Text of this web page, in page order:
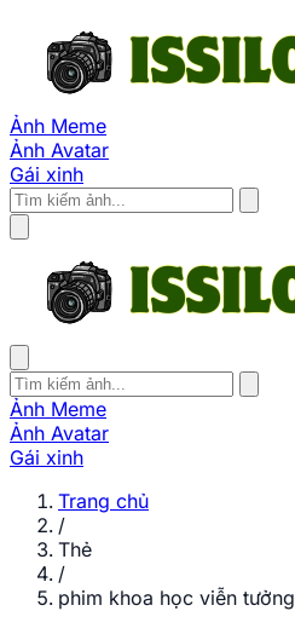
Ảnh Meme
Ảnh Avatar
Gái xinh
Ảnh Meme
Ảnh Avatar
Gái xinh
Trang chủ
/
Thẻ
/
phim khoa học viễn tưởng